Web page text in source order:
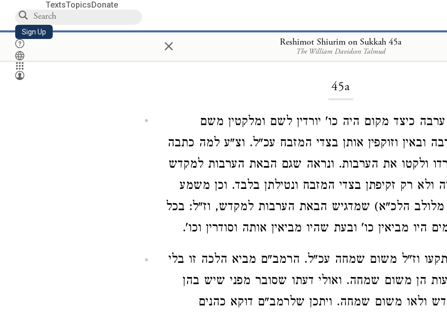
TextsTopicsDonate
Sign Up × Reshimot Shiurim on Sukkah 45a
The William Davidson Talmud
Loading...
45a
כיצד מקום היה כו' יורדין לשם ומלקטין משם
ובאין וזוקפין אותן בצדי המזבח עכ"ל. וצ"ע למה כתבה
ולקטו את הערבות. ונראה שגם הבאת הערבות למקדש
ולא רק זקיפתן בצדי המזבח ונטילתן בלבד. וכן משמע
הלכ"א) שמדגיש הבאת הערבות למקדש, וז"ל: בכל
היו מביאין כו' ובעת שהיו מביאין אותה וסודרין וכו'.
וז"ל משום שמחה עכ"ל. הרמב"ם מביא הלכה זו בלי
הן משום שמחה. ואולי דעתו שסובר מפני שיש בהן
ולאו משום שמחה. ויתכן שלרמב"ם דוקא כהנים